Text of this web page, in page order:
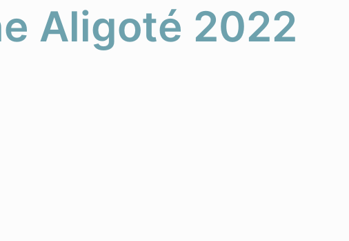
Aligoté 2022